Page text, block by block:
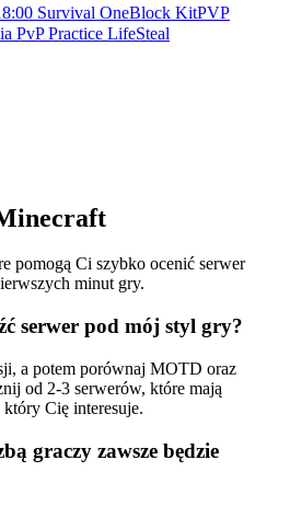
Survival OneBlock KitPVP
PvP Practice LifeSteal
pomogą Ci szybko ocenić serwer
minut gry.
serwer pod mój styl gry?
a potem porównaj MOTD oraz
od 2-3 serwerów, które mają
Cię interesuje.
graczy zawsze będzie